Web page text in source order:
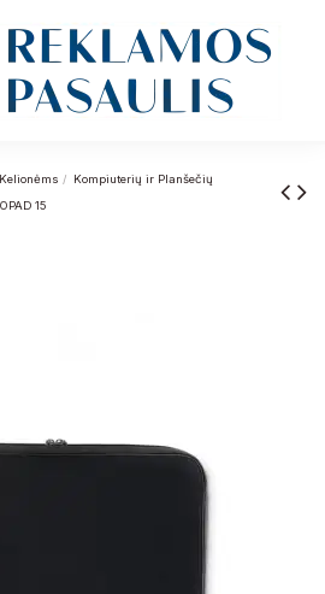
Kompiuterių ir Planšečių
15